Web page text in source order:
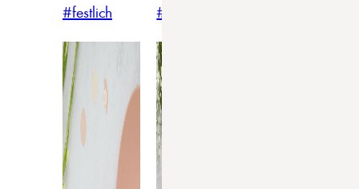
#festlich #traditionell